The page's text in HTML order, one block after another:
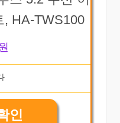
, HA-TWS100
인